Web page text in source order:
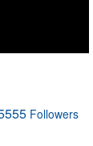
Followers